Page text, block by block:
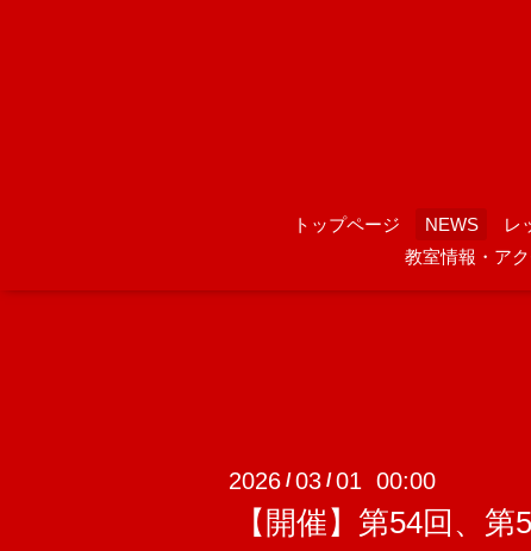
トップページ NEWS レ
教室情報・ア
2026 /03 /01 00:00
【開催】第54回、